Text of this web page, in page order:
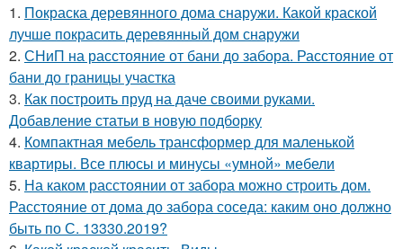
1. Покраска деревянного дома снаружи. Какой краской
лучше покрасить деревянный дом снаружи
2. СНиП на расстояние от бани до забора. Расстояние от
бани до границы участка
3. Как построить пруд на даче своими руками.
Добавление статьи в новую подборку
4. Компактная мебель трансформер для маленькой
квартиры. Все плюсы и минусы «умной» мебели
5. На каком расстоянии от забора можно строить дом.
Расстояние от дома до забора соседа: каким оно должно
быть по С. 13330.2019?